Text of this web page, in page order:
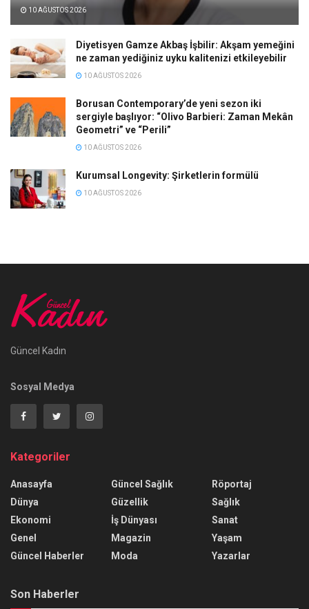
10 AĞUSTOS 2026
Diyetisyen Gamze Akbaş İşbilir: Akşam yemeğini
ne zaman yediğiniz uyku kalitenizi etkileyebilir
10 AĞUSTOS 2026
Borusan Contemporary’de yeni sezon iki
sergiyle başlıyor: “Olivo Barbieri: Zaman Mekân
Geometri” ve “Perili”
10 AĞUSTOS 2026
Kurumsal Longevity: Şirketlerin formülü
10 AĞUSTOS 2026
Güncel Kadın
Sosyal Medya
Kategoriler
Anasayfa
Dünya
Ekonomi
Genel
Güncel Haberler
Güncel Sağlık
Güzellik
İş Dünyası
Magazin
Moda
Röportaj
Sağlık
Sanat
Yaşam
Yazarlar
Son Haberler